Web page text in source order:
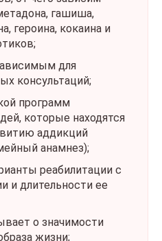
гашиша,
героина, кокаина и
для
консультаций;
программ
которые находятся
аддикций
анамнез);
реабилитации с
и длительности ее
о значимости
жизни;